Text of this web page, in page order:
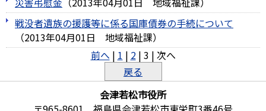
戦没者遺族の援護等に係る国庫債券の手続について
（2013年04月01日 地域福祉課）
前へ | 1 | 2| 3 | 次へ
戻る
会津若松市役所